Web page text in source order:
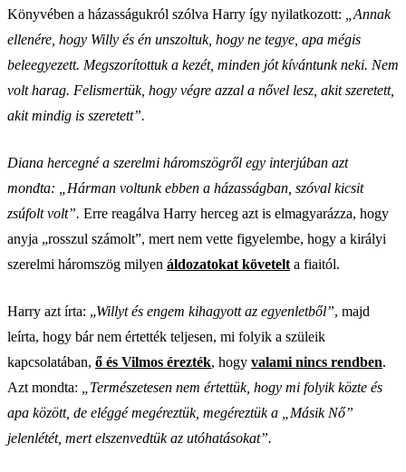
Könyvében a házasságukról szólva Harry így nyilatkozott: „Annak
ellenére, hogy Willy és én unszoltuk, hogy ne tegye, apa mégis
beleegyezett. Megszorítottuk a kezét, minden jót kívántunk neki. Nem
volt harag. Felismertük, hogy végre azzal a nővel lesz, akit szeretett,
akit mindig is szeretett”.
Diana hercegné a szerelmi háromszögről egy interjúban azt
mondta: „Hárman voltunk ebben a házasságban, szóval kicsit
zsúfolt volt”. Erre reagálva Harry herceg azt is elmagyarázza, hogy
anyja „rosszul számolt”, mert nem vette figyelembe, hogy a királyi
szerelmi háromszög milyen áldozatokat követelt a fiaitól.
Harry azt írta: „Willyt és engem kihagyott az egyenletből”, majd
leírta, hogy bár nem értették teljesen, mi folyik a szüleik
kapcsolatában, ő és Vilmos érezték, hogy valami nincs rendben.
Azt mondta:
„Természetesen nem értettük, hogy mi folyik közte és
apa között, de eléggé megéreztük, megéreztük a „Másik Nő”
jelenlétét, mert elszenvedtük az utóhatásokat”.